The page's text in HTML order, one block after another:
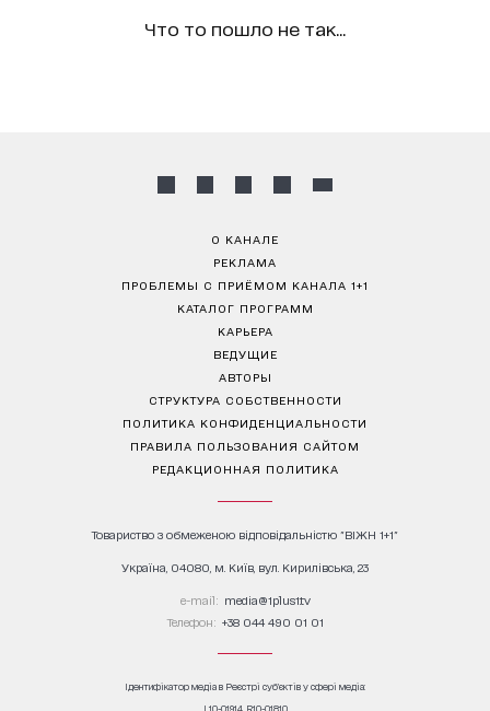
Что то пошло не так...
О КАНАЛЕ
РЕКЛАМА
ПРОБЛЕМЫ С ПРИЁМОМ КАНАЛА 1+1
КАТАЛОГ ПРОГРАММ
КАРЬЕРА
ВЕДУЩИЕ
АВТОРЫ
СТРУКТУРА СОБСТВЕННОСТИ
ПОЛИТИКА КОНФИДЕНЦИАЛЬНОСТИ
ПРАВИЛА ПОЛЬЗОВАНИЯ САЙТОМ
РЕДАКЦИОННАЯ ПОЛИТИКА
Товариство з обмеженою відповідальністю "ВІЖН 1+1"
Україна, 04080, м. Київ, вул. Кирилівська, 23
е-mail: media@1plus1.tv
Телефон: +38 044 490 01 01
Ідентифікатор медіа в Реєстрі суб’єктів у сфері медіа:
L10-01914, R10-01810